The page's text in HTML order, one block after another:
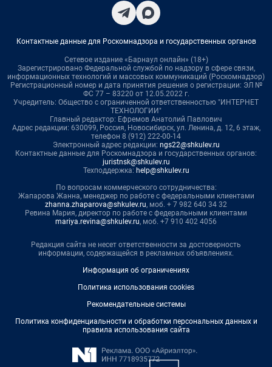
Контактные данные для Роскомнадзора и государственных органов
Сетевое издание «Барнаул онлайн» (18+)
Зарегистрировано Федеральной службой по надзору в сфере связи,
информационных технологий и массовых коммуникаций (Роскомнадзор)
Регистрационный номер и дата принятия решения о регистрации: ЭЛ №
ФС 77 – 83220 от 12.05.2022 г.
Учредитель: Общество с ограниченной ответственностью "ИНТЕРНЕТ
ТЕХНОЛОГИИ"
Главный редактор: Ефремов Анатолий Павлович
Адрес редакции: 630099, Россия, Новосибирск, ул. Ленина, д. 12, 6 этаж,
телефон 8 (912) 222-00-14
Электронный адрес редакции: ngs22@shkulev.ru
Контактные данные для Роскомнадзора и государственных органов:
juristnsk@shkulev.ru
Техподдержка: help@shkulev.ru
По вопросам коммерческого сотрудничества:
Жапарова Жанна, менеджер по работе с федеральными клиентами
zhanna.zhaparova@shkulev.ru, моб. + 7 982 640 34 32
Ревина Мария, директор по работе с федеральными клиентами
mariya.revina@shkulev.ru, моб. +7 910 402 4056
Редакция сайта не несет ответственности за достоверность
информации, содержащейся в рекламных объявлениях.
Информация об ограничениях
Политика использования cookies
Рекомендательные системы
Политика конфиденциальности и обработки персональных данных и
правила использования сайта